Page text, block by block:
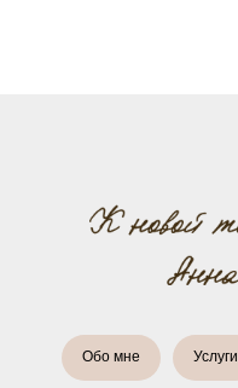
Обо мне Услуги